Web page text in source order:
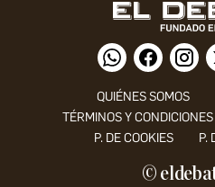
QUIÉNES SOMOS
TÉRMINOS Y CONDICIONES
P. DE COOKIES
P.
©